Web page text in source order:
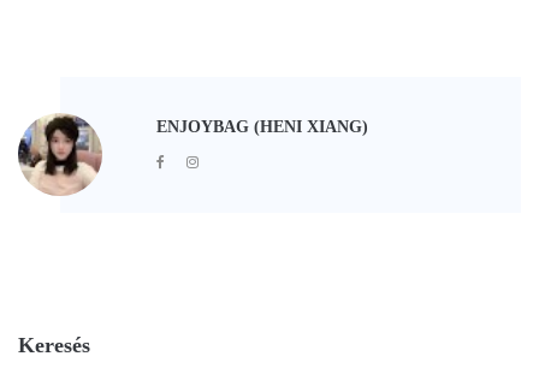
ENJOYBAG (HENI XIANG)
Keresés